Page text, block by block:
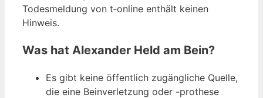
Todesmeldung von t‑online enthält keinen
Hinweis.
Was hat Alexander Held am Bein?
Es gibt keine öffentlich zugängliche Quelle,
die eine Beinverletzung oder -prothese